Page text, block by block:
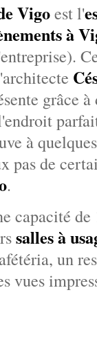
Vigoest l'
à
grâce à
à
pas de
.
capacité de
salles à
un
vues